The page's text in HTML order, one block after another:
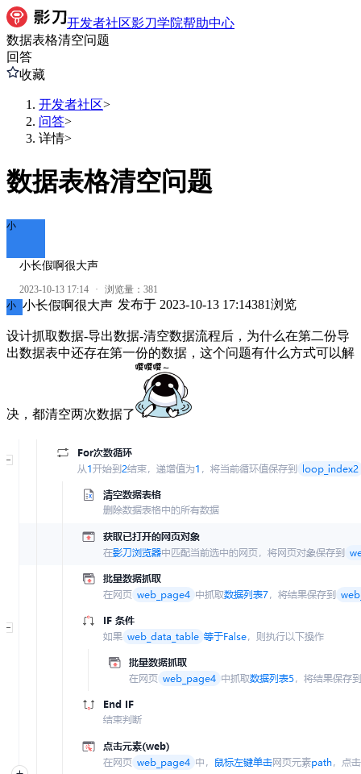
开发者社区影刀学院帮助中心
数据表格清空问题
回答
收藏
开发者社区>
问答>
详情>
数据表格清空问题
小
小长假啊很大声
2023-10-13 17:14 · 浏览量： 381
小 小长假啊很大声 发布于 2023-10-13 17:14381浏览
设计抓取数据-导出数据-清空数据流程后，为什么在第二份导
出数据表中还存在第一份的数据，这个问题有什么方式可以解
决，都清空两次数据了